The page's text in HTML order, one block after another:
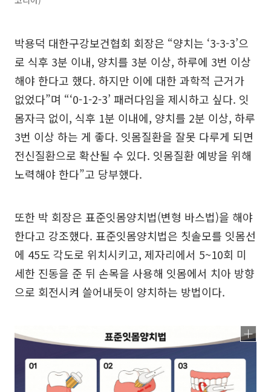
박용덕 대한구강보건협회 회장은 “양치는 ‘3-3-3’으
로 식후 3분 이내, 양치를 3분 이상, 하루에 3번 이상
해야 한다고 했다. 하지만 이에 대한 과학적 근거가
없었다”며 “‘0-1-2-3’ 패러다임을 제시하고 싶다. 잇
몸자극 없이, 식후 1분 이내에, 양치를 2분 이상, 하루
3번 이상 하는 게 좋다. 잇몸질환을 잘못 다루게 되면
전신질환으로 확산될 수 있다. 잇몸질환 예방을 위해
노력해야 한다”고 당부했다.
또한 박 회장은 표준잇몸양치법(변형 바스법)을 해야
한다고 강조했다. 표준잇몸양치법은 칫솔모를 잇몸선
에 45도 각도로 위치시키고, 제자리에서 5~10회 미
세한 진동을 준 뒤 손목을 사용해 잇몸에서 치아 방향
으로 회전시켜 쓸어내듯이 양치하는 방법이다.